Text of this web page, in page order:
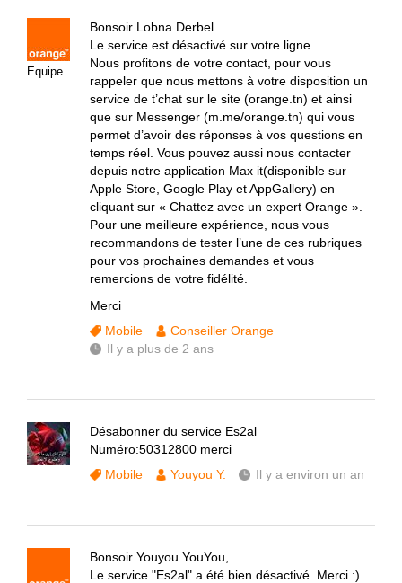
Equipe
Bonsoir Lobna Derbel
Le service est désactivé sur votre ligne.
Nous profitons de votre contact, pour vous
rappeler que nous mettons à votre disposition un
service de t’chat sur le site (orange.tn) et ainsi
que sur Messenger (m.me/orange.tn) qui vous
permet d’avoir des réponses à vos questions en
temps réel. Vous pouvez aussi nous contacter
depuis notre application Max it(disponible sur
Apple Store, Google Play et AppGallery) en
cliquant sur « Chattez avec un expert Orange ».
Pour une meilleure expérience, nous vous
recommandons de tester l’une de ces rubriques
pour vos prochaines demandes et vous
remercions de votre fidélité.
Merci
Mobile
Conseiller Orange
Il y a plus de 2 ans
Désabonner du service Es2al
Numéro:50312800 merci
Mobile
Youyou Y. Il y a environ un an
Bonsoir Youyou YouYou,
Le service "Es2al" a été bien désactivé. Merci :)